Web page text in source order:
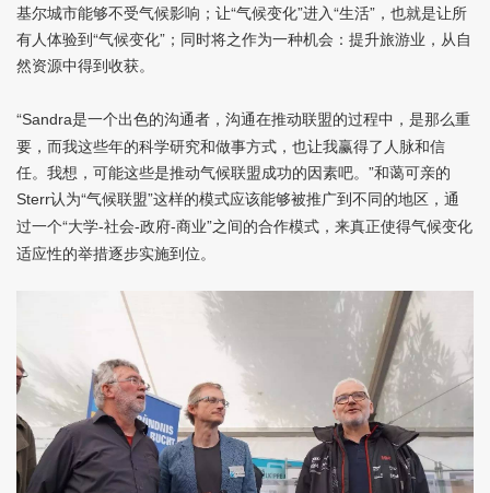
基尔城市能够不受气候影响；让“气候变化”进入“生活”，也就是让所
有人体验到“气候变化”；同时将之作为一种机会：提升旅游业，从自
然资源中得到收获。
“Sandra是一个出色的沟通者，沟通在推动联盟的过程中，是那么重
要，而我这些年的科学研究和做事方式，也让我赢得了人脉和信
任。我想，可能这些是推动气候联盟成功的因素吧。”和蔼可亲的
Sterr认为“气候联盟”这样的模式应该能够被推广到不同的地区，通
过一个“大学-社会-政府-商业”之间的合作模式，来真正使得气候变化
适应性的举措逐步实施到位。